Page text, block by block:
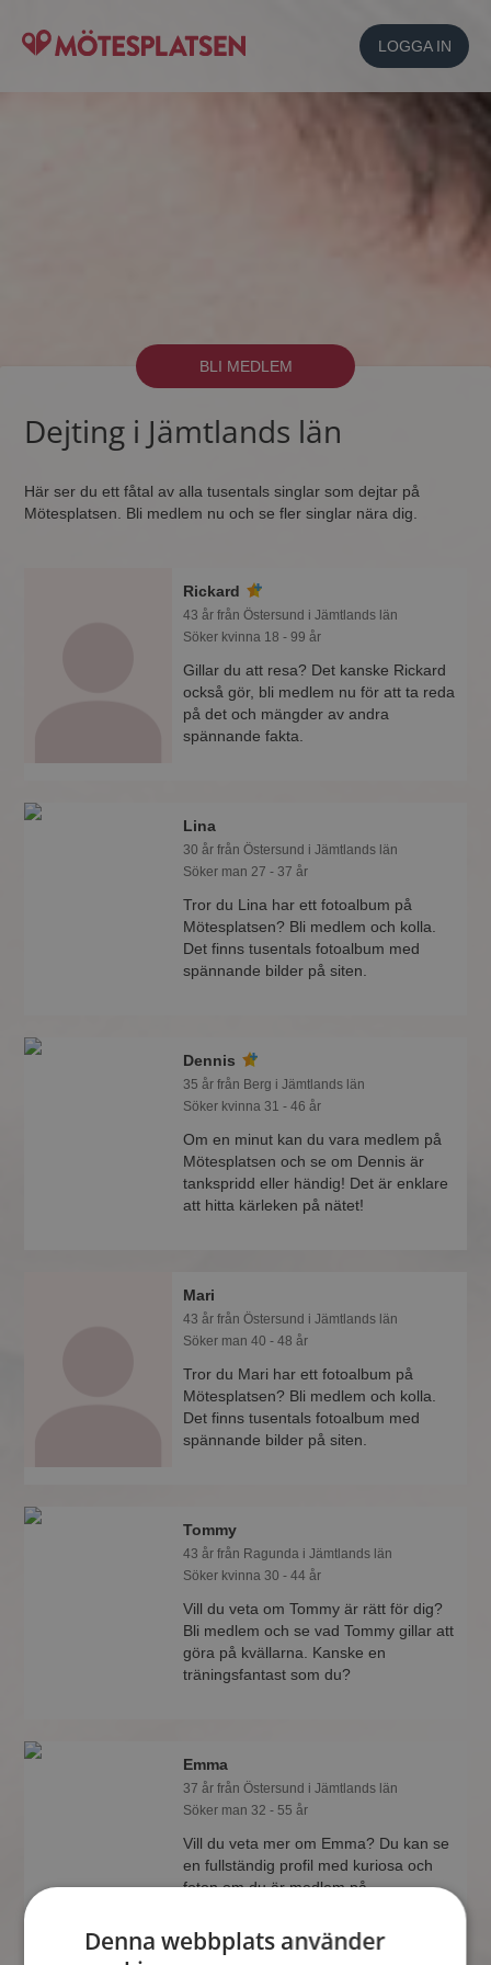
LOGGA IN
BLI MEDLEM
Dejting i Jämtlands län
Här ser du ett fåtal av alla tusentals singlar som dejtar på
Mötesplatsen. Bli medlem nu och se fler singlar nära dig.
Rickard
43 år från Östersund i Jämtlands län
Söker kvinna 18 - 99 år
Gillar du att resa? Det kanske Rickard
också gör, bli medlem nu för att ta reda
på det och mängder av andra
spännande fakta.
Lina
30 år från Östersund i Jämtlands län
Söker man 27 - 37 år
Tror du Lina har ett fotoalbum på
Mötesplatsen? Bli medlem och kolla.
Det finns tusentals fotoalbum med
spännande bilder på siten.
Dennis
35 år från Berg i Jämtlands län
Söker kvinna 31 - 46 år
Om en minut kan du vara medlem på
Mötesplatsen och se om Dennis är
tankspridd eller händig! Det är enklare
att hitta kärleken på nätet!
Mari
43 år från Östersund i Jämtlands län
Söker man 40 - 48 år
Tror du Mari har ett fotoalbum på
Mötesplatsen? Bli medlem och kolla.
Det finns tusentals fotoalbum med
spännande bilder på siten.
Tommy
43 år från Ragunda i Jämtlands län
Söker kvinna 30 - 44 år
Vill du veta om Tommy är rätt för dig?
Bli medlem och se vad Tommy gillar att
göra på kvällarna. Kanske en
träningsfantast som du?
Emma
37 år från Östersund i Jämtlands län
Söker man 32 - 55 år
Vill du veta mer om Emma? Du kan se
en fullständig profil med kuriosa och
foton om du är medlem på
Denna webbplats använder